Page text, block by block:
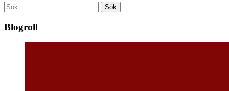
Sök
efter:
Blogroll